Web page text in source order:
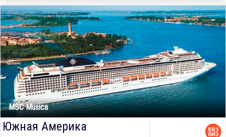
MSC Musica
Южная Америка